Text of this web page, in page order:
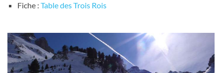
Fiche : Table des Trois Rois